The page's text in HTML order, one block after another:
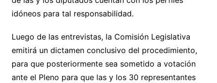
idóneos para tal responsabilidad.
Luego de las entrevistas, la Comisión Legislativa
emitirá un dictamen conclusivo del procedimiento,
para que posteriormente sea sometido a votación
ante el Pleno para que las y los 30 representantes